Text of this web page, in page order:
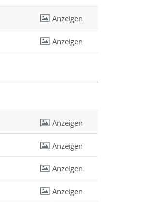
Anzeigen
Anzeigen
Anzeigen
Anzeigen
Anzeigen
Anzeigen